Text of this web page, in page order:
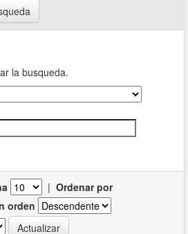
la busqueda.
| Ordenar por
orden